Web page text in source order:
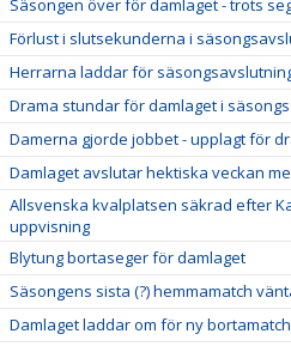
Säsongen över för damlaget - trots
Förlust i slutsekunderna i
Herrarna laddar för
Drama stundar för damlaget i
Damerna gjorde jobbet - upplagt för
Damlaget avslutar hektiska veckan
Allsvenska kvalplatsen säkrad efter
uppvisning
Blytung bortaseger för damlaget
Säsongens sista (?) hemmamatch
Damlaget laddar om för ny bortamatch